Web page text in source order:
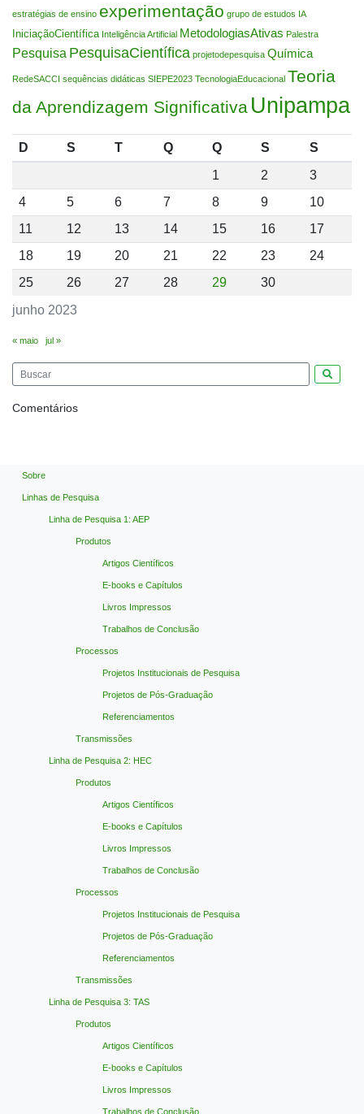
estratégias de ensino experimentação grupo de estudos IA
IniciaçãoCientífica Inteligência Artificial MetodologiasAtivas Palestra
Pesquisa PesquisaCientífica projetodepesquisa Química
RedeSACCI sequências didáticas SIEPE2023 TecnologiaEducacional Teoria
da Aprendizagem Significativa Unipampa
junho 2023
D S T Q Q S
S
1
2
3
4
5 6 7 8 9
10
11
12 13 14 15 16
17
18
19 20 21 22 23
24
25
26 27 28 29 30
« maio jul »
Comentários
Sobre
Linhas de Pesquisa
Linha de Pesquisa 1: AEP
Produtos
Artigos Científicos
E-books e Capítulos
Livros Impressos
Trabalhos de Conclusão
Processos
Projetos Institucionais de Pesquisa
Projetos de Pós-Graduação
Referenciamentos
Transmissões
Linha de Pesquisa 2: HEC
Produtos
Artigos Científicos
E-books e Capítulos
Livros Impressos
Trabalhos de Conclusão
Processos
Projetos Institucionais de Pesquisa
Projetos de Pós-Graduação
Referenciamentos
Transmissões
Linha de Pesquisa 3: TAS
Produtos
Artigos Científicos
E-books e Capítulos
Livros Impressos
Trabalhos de Conclusão